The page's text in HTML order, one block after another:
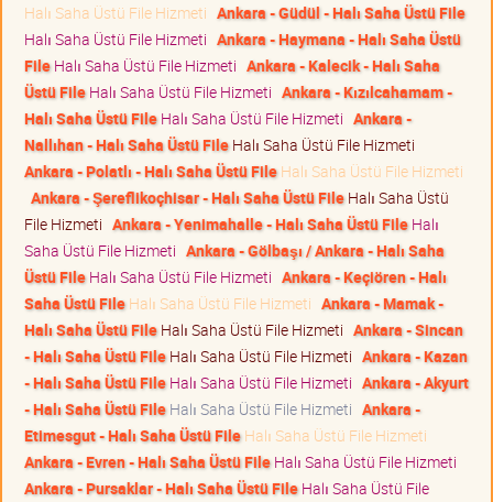
Halı Saha Üstü File Hizmeti Ankara - Güdül - Halı Saha Üstü File
Halı Saha Üstü File Hizmeti Ankara - Haymana - Halı Saha Üstü
FileHalı Saha Üstü File Hizmeti Ankara - Kalecik - Halı Saha
Üstü FileHalı Saha Üstü File Hizmeti Ankara - Kızılcahamam -
Halı Saha Üstü FileHalı Saha Üstü File Hizmeti Ankara -
Nallıhan - Halı Saha Üstü FileHalı Saha Üstü File Hizmeti
Ankara - Polatlı - Halı Saha Üstü FileHalı Saha Üstü File Hizmeti
Ankara - Şereflikoçhisar - Halı Saha Üstü FileHalı Saha Üstü
File Hizmeti Ankara - Yenimahalle - Halı Saha Üstü FileHalı
Saha Üstü File Hizmeti Ankara - Gölbaşı / Ankara - Halı Saha
Üstü FileHalı Saha Üstü File Hizmeti Ankara - Keçiören - Halı
Saha Üstü FileHalı Saha Üstü File Hizmeti Ankara - Mamak -
Halı Saha Üstü FileHalı Saha Üstü File Hizmeti Ankara - Sincan
- Halı Saha Üstü FileHalı Saha Üstü File Hizmeti Ankara - Kazan
- Halı Saha Üstü FileHalı Saha Üstü File Hizmeti Ankara - Akyurt
- Halı Saha Üstü FileHalı Saha Üstü File Hizmeti Ankara -
Etimesgut - Halı Saha Üstü FileHalı Saha Üstü File Hizmeti
Ankara - Evren - Halı Saha Üstü FileHalı Saha Üstü File Hizmeti
Ankara - Pursaklar - Halı Saha Üstü FileHalı Saha Üstü File